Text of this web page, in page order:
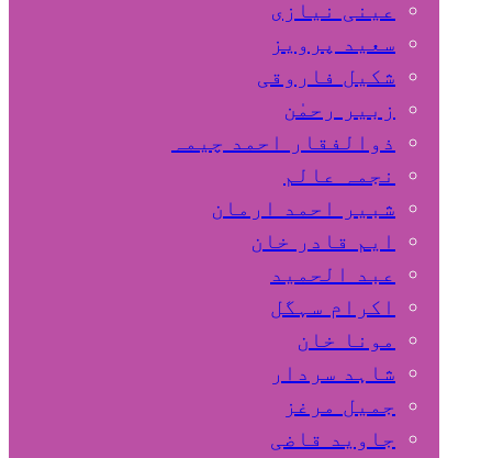
عینی نیازی
سعید پرویز
شکیل فاروقی
زبیر رحمٰن
ذوالفقار احمد چیمہ
نجمہ عالم
شبیر احمد ارمان
ایم قادر خان
عبد الحمید
اکرام سہگل
مونا خان
شاہد سردار
جمیل مرغز
جاوید قاضی